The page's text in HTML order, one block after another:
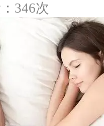
346次